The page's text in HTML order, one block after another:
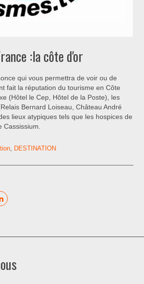
:la côte d'or
qui vous permettra de voir ou de
fait la réputation du tourisme en Côte
(Hôtel le Cep, Hôtel de la Poste), les
Bernard Loiseau, Château André
lieux atypiques tels que les hospices de
Cassissium.
, DESTINATION